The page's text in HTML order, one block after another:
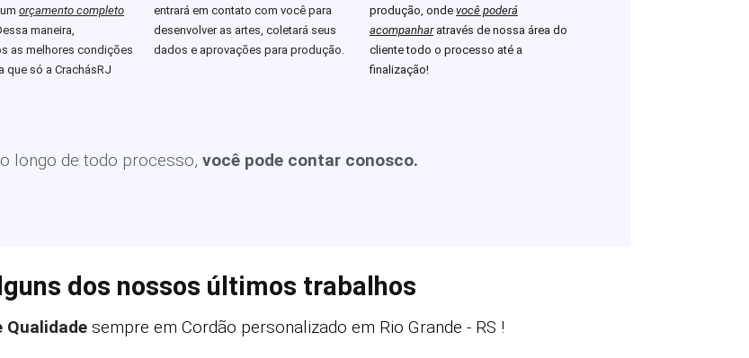
orçamento completo
maneira,
as melhores condições
que só a CrachásRJ
entrará em contato com você para
desenvolver as artes, coletará seus
dados e aprovações para produção.
produção, onde você poderá
acompanharatravés de nossa área do
cliente todo o processo até a
finalização!
longo de todo processo, você pode contar conosco.
dos nossos últimos trabalhos
Qualidade sempre em Cordão personalizado em Rio Grande - RS !